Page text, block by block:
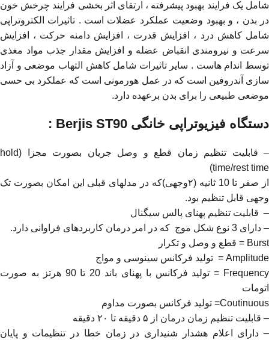
شامل یک فرایند بهبود پیشرفته ، ارتقای اثر بخشی فرایند چرخش خون
در بدن ، و بهبود وضعیت عملکرد عضلات است . تاثیرات الکتروتراپی
شامل کاهش درد ، افزایش قدرت ، افزایش دامنه حرکت ، افزایش
سرعت و نیرومندی انقباض عضله و افزایش مقدار جذب مواد مغذی
توسط اندام هاست . سایر تاثیرات شامل کاهش التهاب موضعی و آزاد
سازی آندروفین است که در عمل هورمونی است که عملکرد بی حسی
موضعی طبیعی را برای بدن برعهده دارد.
دستگاه فیزیوتراپی‌ خانگی Berjis ST90 :
– قابلیت تنظیم زمان قطع و وصل جریان بصورت مجزا (hold
time/rest time)
از صفر تا 10 ثانیه (٢وجهی)که در مدلهای قبلی این امکان بصورت تک‌
وجهی قابل تنظیم بود.
– قابلیت تنظیم پهنای پالس سیگنال
– دارای 3 نوع شکل موج که در امر درمان کاربردهای فراوانی دارد.
Burst = قطع و وصل و تکرار
Amplitude = تولید فرکانس سینوسی و مواج
Frequency = تولید فرکانس با پهنای باند 20 تا 90 هرتز به صورت
اتومات
Coutinuous= تولید فرکانس بصورت مداوم
– قابلیت تنظیم زمان درمان از ۵ دقیقه تا ٢٠ دقیقه
– دارای اعلام هشدار شنیداری در زمان خطا در تنظیمات و پایان